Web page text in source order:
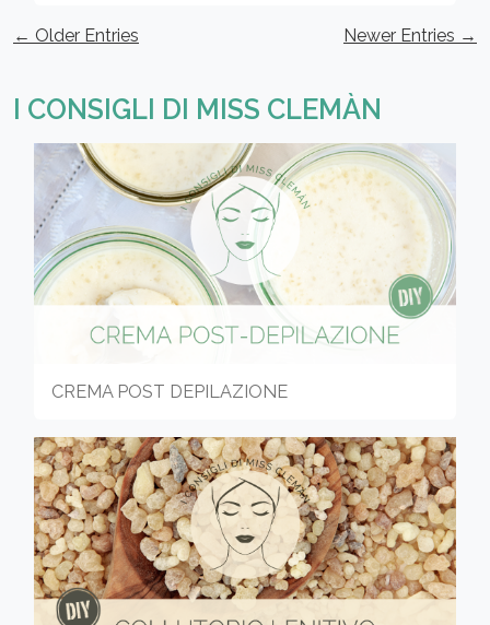
← Older Entries Newer Entries →
I CONSIGLI DI MISS CLEMÀN
CREMA POST DEPILAZIONE